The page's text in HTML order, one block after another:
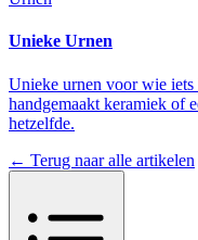
Unieke Urnen
Unieke urnen voor wie iets
handgemaakt keramiek of
hetzelfde.
← Terug naar alle artikelen